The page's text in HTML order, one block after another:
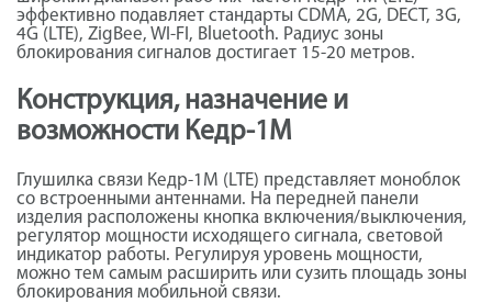
эффективно подавляет стандарты CDMA, 2G, DECT, 3G,
4G (LTE), ZigBee, WI-FI, Bluetooth. Радиус зоны
блокирования сигналов достигает 15-20 метров.
Конструкция, назначение и
возможности Кедр-1М
Глушилка связи Кедр-1М (LTE) представляет моноблок
со встроенными антеннами. На передней панели
изделия расположены кнопка включения/выключения,
регулятор мощности исходящего сигнала, световой
индикатор работы. Регулируя уровень мощности,
можно тем самым расширить или сузить площадь зоны
блокирования мобильной связи.